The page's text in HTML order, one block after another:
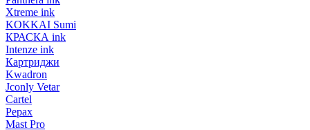
Xtreme ink
KOKKAI Sumi
КРАСКА ink
Intenze ink
Картриджи
Kwadron
Jconly Vetar
Cartel
Pepax
Mast Pro